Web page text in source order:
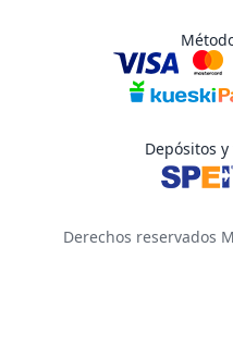
Depósitos
Derechos reservados